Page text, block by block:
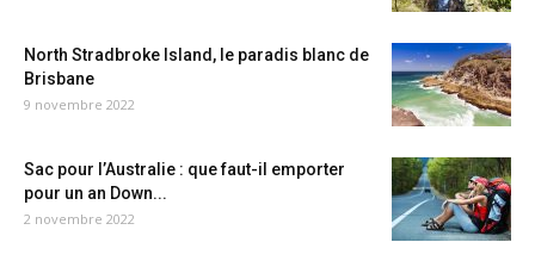
North Stradbroke Island, le paradis blanc de
Brisbane
9 novembre 2022
Sac pour l’Australie : que faut-il emporter
pour un an Down...
2 novembre 2022